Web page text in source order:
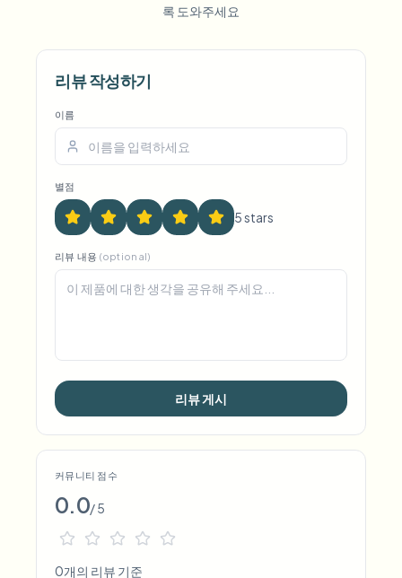
록 도와주세요
리뷰 작성하기
이름
별점
5stars
리뷰 내용 (optional)
리뷰 게시
커뮤니티 점수
0.0/ 5
0개의 리뷰 기준